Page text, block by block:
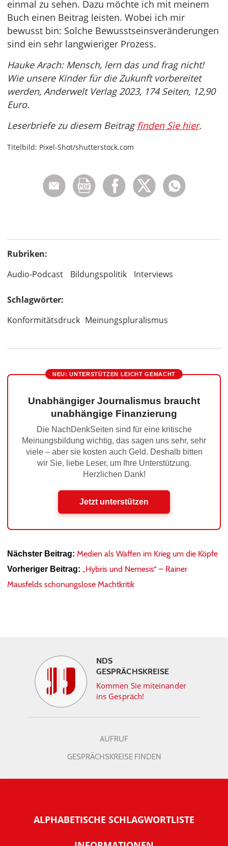
einmal zu sehen. Dazu möchte ich mit meinem
Buch einen Beitrag leisten. Wobei ich mir
bewusst bin: Solche Bewusstseinsveränderungen
sind ein sehr langwieriger Prozess.
Hauke Arach: Mensch, lern das und frag nicht!
Wie unsere Kinder für die Zukunft vorbereitet
werden, Anderwelt Verlag 2023, 174 Seiten, 12,90
Euro.
Leserbriefe zu diesem Beitrag finden Sie hier.
Titelbild: Pixel-Shot/shutterstock.com
Rubriken:
Audio-Podcast
Bildungspolitik Interviews
Schlagwörter:
Konformitätsdruck Meinungspluralismus
NEU: UNTERSTÜTZEN LEICHT GEMACHT
Unabhängiger Journalismus braucht
unabhängige Finanzierung
Die NachDenkSeiten sind für eine kritische
Meinungsbildung wichtig, das sagen uns sehr, sehr
viele – aber sie kosten auch Geld. Deshalb bitten
wir Sie, liebe Leser, um Ihre Unterstützung.
Herzlichen Dank!
Jetzt unterstützen
Nächster Beitrag: Medien als Waffen im Krieg um die Köpfe
Vorheriger Beitrag: „Hybris und Nemesis“ – Rainer
Mausfelds schonungslose Machtkritik
NDS
GESPRÄCHSKREISE
Kommen Sie miteinander
ins Gespräch!
AUFRUF
GESPRÄCHSKREISE FINDEN
ALPHABETISCHE SCHLAGWORTLISTE